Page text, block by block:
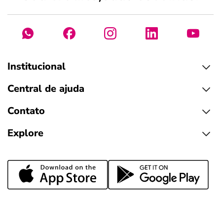
Institucional
Central de ajuda
Contato
Explore